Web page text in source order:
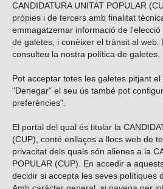
CANDIDATURA UNITAT POPULAR
pròpies i de tercers amb finalitat
emmagatzemar informació de
de galetes, i conèixer el trànsit al web.
consulteu la nostra política de galetes
Pot acceptar totes les galetes pitjant
"Denegar" el seu ús també pot
preferències".
El portal del qual és titular la
(CUP), conté enllaços a llocs web de
privacitat dels quals són alienes a la
POPULAR (CUP). En accedir a
decidir si accepta les seves polítiques
Vols subscriure’t al
ENVIAR
Troba’ns a les